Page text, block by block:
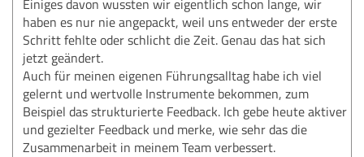
Einiges davon wussten wir eigentlich schon lange, wir
haben es nur nie angepackt, weil uns entweder der erste
Schritt fehlte oder schlicht die Zeit. Genau das hat sich
jetzt geändert.
Auch für meinen eigenen Führungsalltag habe ich viel
gelernt und wertvolle Instrumente bekommen, zum
Beispiel das strukturierte Feedback. Ich gebe heute aktiver
und gezielter Feedback und merke, wie sehr das die
Zusammenarbeit in meinem Team verbessert.